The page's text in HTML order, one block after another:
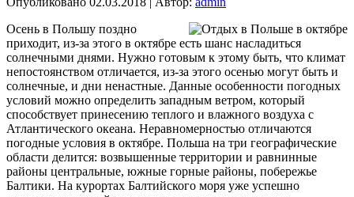
Осень в Польшу поздно
приходит, из-за этого в октябре есть шанс насладиться
солнечными днями. Нужно готовым к этому быть, что климат
непостоянством отличается, из-за этого осенью могут быть и
солнечные, и дни ненастные. Данные особенности погодных
условий можно определить западным ветром, который
способствует принесению теплого и влажного воздуха с
Атлантического океана. Неравномерностью отличаются
погодные условия в октябре. Польша на три географические
области делится: возвышенные территории и равнинные
районы центральные, южные горные районы, побережье
Балтики. На курортах Балтийского моря уже успешно